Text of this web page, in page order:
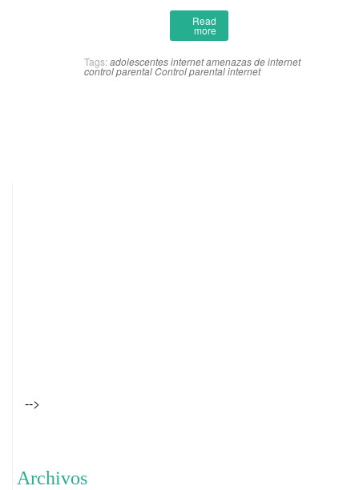
Read
more
Tags: adolescentes internetamenazas de internet
control parentalControl parental internet
-->
Archivos